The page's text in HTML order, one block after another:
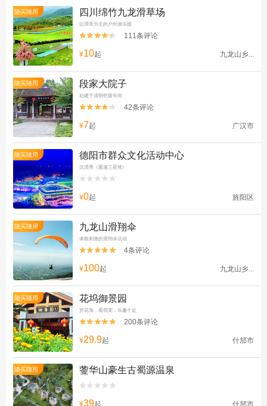
随买随用 四川绵竹九龙滑草场
以滑草为主的户外游乐园

 111条评论
¥10起 九龙山乡...
随买随用 段家大院子
始建于清朝乾隆年间

 42条评论
¥7起 广汉市
随买随用 德阳市群众文化活动中心
沉浸秀《重逢三星堆》


¥0起 旌阳区
随买随用 九龙山滑翔伞
体验刺激的滑翔伞运动

 4条评论
¥100起 九龙山乡...
随买随用 花坞御景园
赏花海，看萌宠，乐趣十足

 200条评论
¥29.9起 什邡市
随买随用 蓥华山豪生古蜀源温泉


¥39起 什邡市